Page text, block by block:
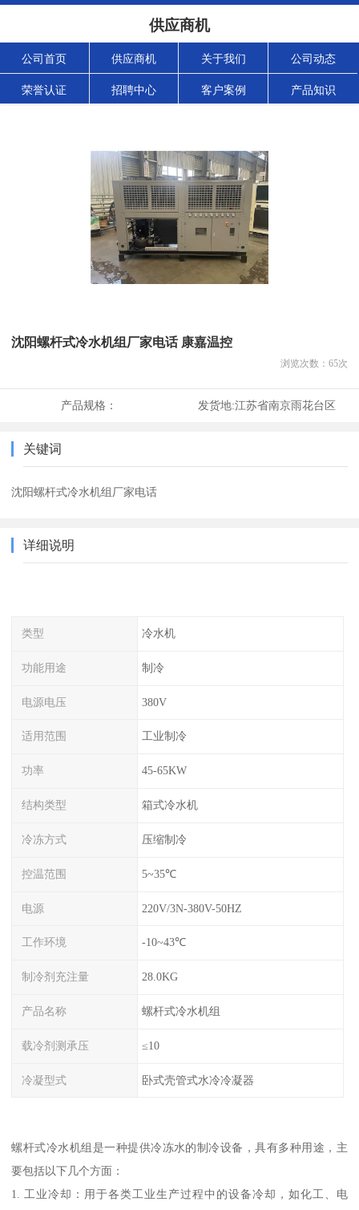
供应商机
公司首页 供应商机 关于我们 公司动态
荣誉认证 招聘中心 客户案例 产品知识
沈阳螺杆式冷水机组厂家电话 康嘉温控
浏览次数： 65次
产品规格： 发货地:江苏省南京雨花台区
关键词
沈阳螺杆式冷水机组厂家电话
详细说明
类型 冷水机
功能用途 制冷
电源电压 380V
适用范围 工业制冷
功率 45-65KW
结构类型 箱式冷水机
冷冻方式 压缩制冷
控温范围 5~35℃
电源 220V/3N-380V-50HZ
工作环境 -10~43℃
制冷剂充注量 28.0KG
产品名称 螺杆式冷水机组
载冷剂测承压 ≤10
冷凝型式 卧式壳管式水冷冷凝器
螺杆式冷水机组是一种提供冷冻水的制冷设备，具有多种用途，主
要包括以下几个方面：
1. 工业冷却：用于各类工业生产过程中的设备冷却，如化工、电